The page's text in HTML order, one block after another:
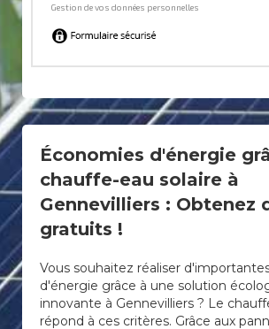
Économies d'énergie
chauffe-eau solaire à
Gennevilliers : Obtenez
gratuits !
Vous souhaitez réaliser
d'énergie grâce à une solution
innovante à Gennevilliers ? Le
répond à ces critères. Grâce aux